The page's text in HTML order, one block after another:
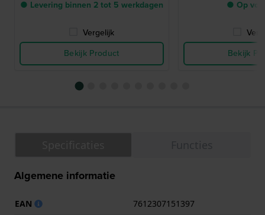
● Levering binnen 2 tot 5 werkdagen
Vergelijk
Bekijk Product
● Op
Bekijk
Algemene informatie
EAN
7612307151397